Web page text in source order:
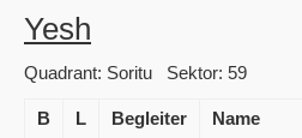
Yesh
Quadrant: Soritu Sektor: 59
B L Begleiter Name